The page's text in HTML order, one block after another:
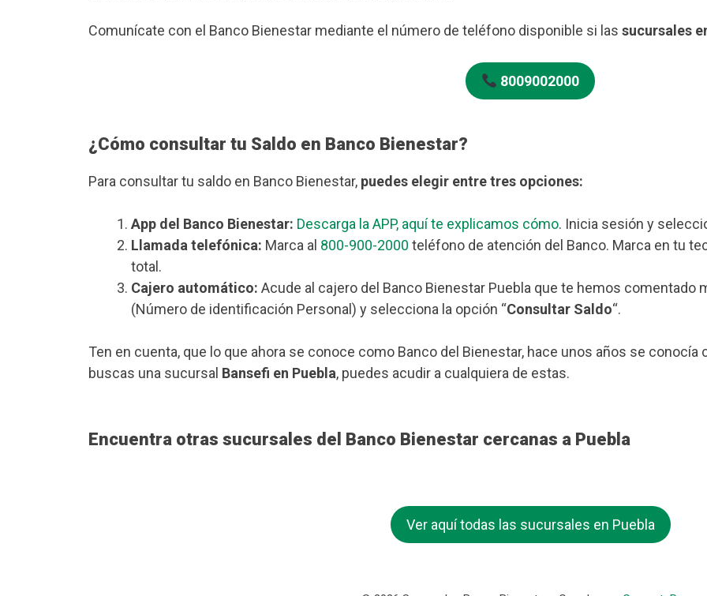
Comunícate con el Banco Bienestar mediante el número de teléfono disponible si las sucursales
8009002000
¿Cómo consultar tu Saldo en Banco Bienestar?
Para consultar tu saldo en Banco Bienestar, puedes elegir entre tres opciones:
App del Banco Bienestar: Descarga la APP, aquí te explicamos cómo. Inicia sesión y
Llamada telefónica: Marca al 800-900-2000 teléfono de atención del Banco. Marca en tu
total.
Cajero automático: Acude al cajero del Banco Bienestar Puebla que te hemos comentado
(Número de identificación Personal) y selecciona la opción “Consultar Saldo“.
Ten en cuenta, que lo que ahora se conoce como Banco del Bienestar, hace unos años se
buscas una sucursal Bansefi en Puebla, puedes acudir a cualquiera de estas.
Encuentra otras sucursales del Banco Bienestar cercanas a Puebla
Ver aquí todas las sucursales en Puebla